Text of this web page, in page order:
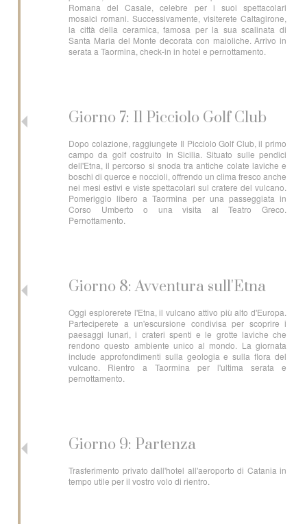
Romana del Casale, celebre per i suoi spettacolari
mosaici romani. Successivamente, visiterete Caltagirone,
la città della ceramica, famosa per la sua scalinata di
Santa Maria del Monte decorata con maioliche. Arrivo in
serata a Taormina, check-in in hotel e pernottamento.
Giorno 7: Il Picciolo Golf Club
Dopo colazione, raggiungete Il Picciolo Golf Club, il primo
campo da golf costruito in Sicilia. Situato sulle pendici
dell'Etna, il percorso si snoda tra antiche colate laviche e
boschi di querce e noccioli, offrendo un clima fresco anche
nei mesi estivi e viste spettacolari sul cratere del vulcano.
Pomeriggio libero a Taormina per una passeggiata in
Corso Umberto o una visita al Teatro Greco.
Pernottamento.
Giorno 8: Avventura sull'Etna
Oggi esplorerete l'Etna, il vulcano attivo più alto d'Europa.
Parteciperete a un'escursione condivisa per scoprire i
paesaggi lunari, i crateri spenti e le grotte laviche che
rendono questo ambiente unico al mondo. La giornata
include approfondimenti sulla geologia e sulla flora del
vulcano. Rientro a Taormina per l'ultima serata e
pernottamento.
Giorno 9: Partenza
Trasferimento privato dall'hotel all'aeroporto di Catania in
tempo utile per il vostro volo di rientro.